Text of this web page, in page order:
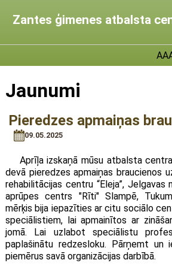
Zantes ģimenes atbalsta
Jaunumi
Pieredzes apmaiņas
09.05.2025
Aprīļa izskaņā mūsu atbalsta
devā pieredzes apmaiņas braucienos
rehabilitācijas centru “Eleja”, Jelgavas
aprūpes centrs "Rīti" Slampē,
mērķis bija iepazīties ar citu sociālo
speciālistiem, lai apmainītos ar
jomā. Lai uzlabot speciālistu
paplašinātu redzesloku. Pārņemt un
piemērus savā organizācijas darbībā.